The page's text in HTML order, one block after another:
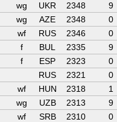
wg UKR 2348
9
wg AZE 2348
0
wf RUS 2346
0
f BUL 2335
9
f ESP 2323
0
RUS 2321
0
wf HUN 2318
1
wg UZB 2313
9
wf SRB 2310
0